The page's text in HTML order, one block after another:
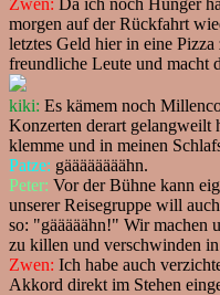
morgen auf der Rückfahrt
letztes Geld hier in eine
freundliche Leute und macht
kiki: Es kämem noch
Konzerten derart gelangweilt
klemme und in meinen
Patze: gäääääääähn.
Peter: Vor der Bühne kann
unserer Reisegruppe will
so: "gääääähn!" Wir machen
zu killen und verschwinden
Zwen: Ich habe auch
Akkord direkt im Stehen